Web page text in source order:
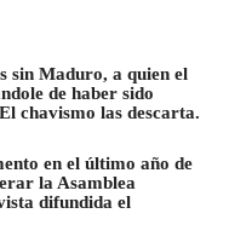
sin Maduro, a quien el
de haber sido
chavismo las descarta.
en el último año de
la Asamblea
difundida el